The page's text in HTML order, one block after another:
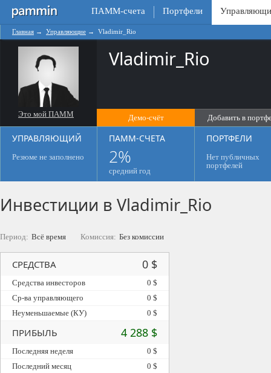
ПАММ-счета Портфели
Главная → Управляющие → Vladimir_Rio
Это мой ПАММ
Vladimir_Rio
Демо-счёт
Добавить в
0
УПРАВЛЯЮЩИЙ
Резюме не заполнено
ПАММ-СЧЕТА
2%
средний год
ПОРТФЕЛИ
Нет публичных
портфелей
Инвестиции в Vladimir_Rio
Период: Всё время Комиссия: Без комиссии
СРЕДСТВА 0 $
Средства инвесторов
0 $
Ср-ва управляющего
0 $
Неуменьшаемые (КУ)
0 $
ПРИБЫЛЬ 4 288 $
Последняя неделя
0 $
Последний месяц
0 $